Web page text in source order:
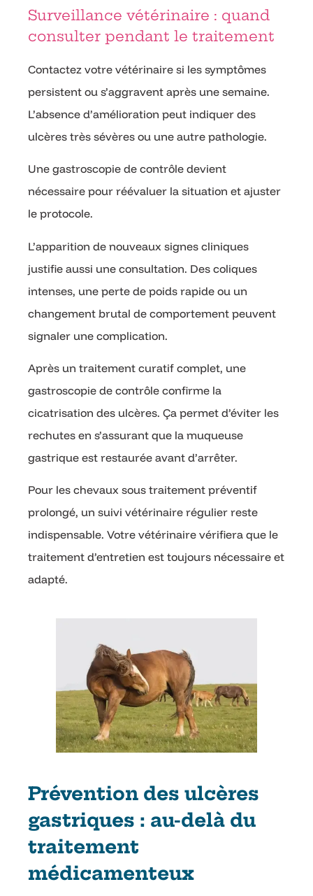
Surveillance vétérinaire : quand
consulter pendant le traitement
Contactez votre vétérinaire si les symptômes
persistent ou s’aggravent après une semaine.
L’absence d’amélioration peut indiquer des
ulcères très sévères ou une autre pathologie.
Une gastroscopie de contrôle devient
nécessaire pour réévaluer la situation et ajuster
le protocole.
L’apparition de nouveaux signes cliniques
justifie aussi une consultation. Des coliques
intenses, une perte de poids rapide ou un
changement brutal de comportement peuvent
signaler une complication.
Après un traitement curatif complet, une
gastroscopie de contrôle confirme la
cicatrisation des ulcères. Ça permet d’éviter les
rechutes en s’assurant que la muqueuse
gastrique est restaurée avant d’arrêter.
Pour les chevaux sous traitement préventif
prolongé, un suivi vétérinaire régulier reste
indispensable. Votre vétérinaire vérifiera que le
traitement d’entretien est toujours nécessaire et
adapté.
Prévention des ulcères
gastriques : au-delà du
traitement
médicamenteux